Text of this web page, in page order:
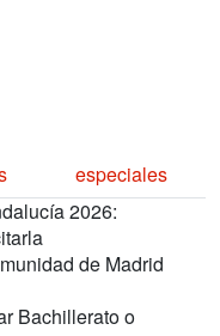
especiales
2026:
de Madrid
Bachillerato o